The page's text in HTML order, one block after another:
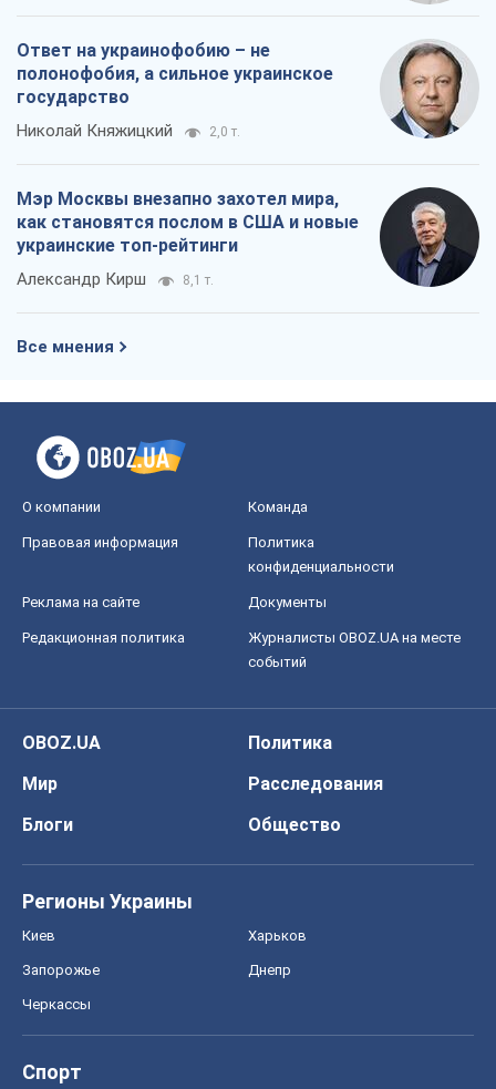
Ответ на украинофобию – не
полонофобия, а сильное украинское
государство
Николай Княжицкий 2,0 т.
Мэр Москвы внезапно захотел мира,
как становятся послом в США и новые
украинские топ-рейтинги
Александр Кирш 8,1 т.
Все мнения
О компании Команда
Правовая информация
Политика
конфиденциальности
Реклама на сайте Документы
Редакционная политика
Журналисты OBOZ.UA на месте
событий
OBOZ.UA
Политика
Мир
Расследования
Блоги
Общество
Регионы Украины
Киев Харьков
Запорожье Днепр
Черкассы
Спорт